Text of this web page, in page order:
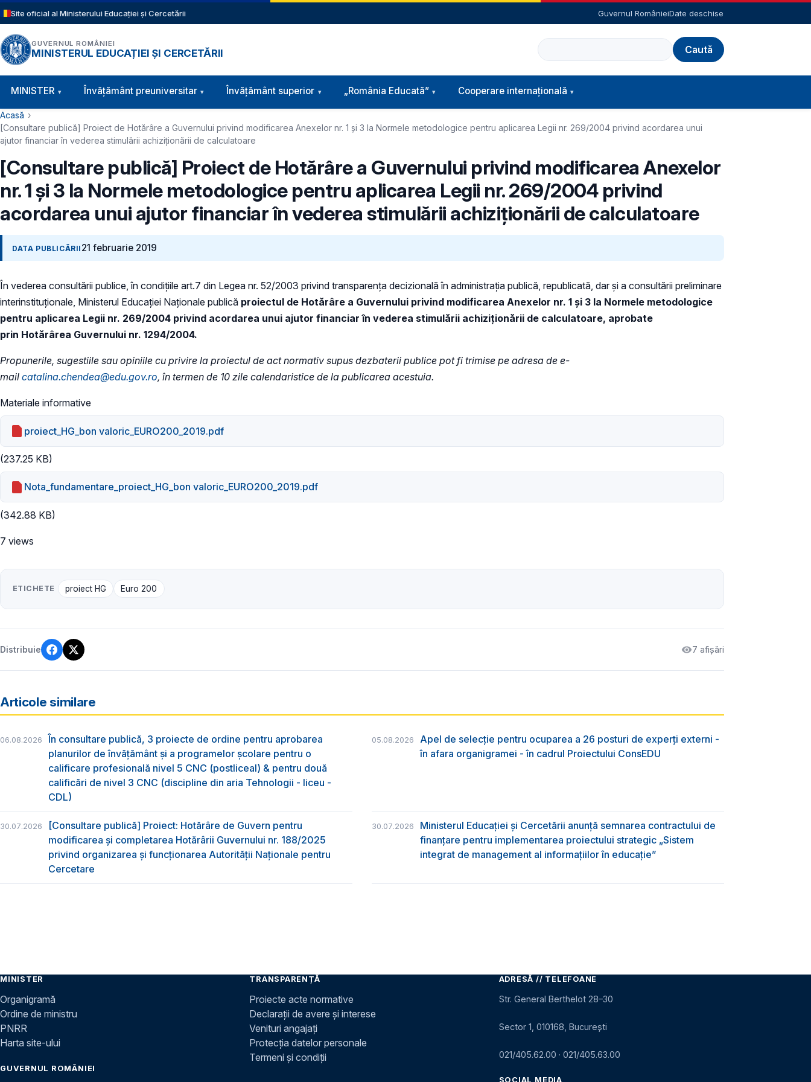
Sari la conținutul principal
Site oficial al Ministerului Educației și Cercetării Guvernul RomânieiDate deschise
GUVERNUL ROMÂNIEI
MINISTERUL EDUCAȚIEI ȘI CERCETĂRII
Caută
Navigație principală
MINISTER Învăţământ preuniversitar Învățământ superior „România Educată” Cooperare internațională
Cale de navigare
Acasă
[Consultare publică] Proiect de Hotărâre a Guvernului privind modificarea Anexelor nr. 1 și 3 la Normele metodologice pentru aplicarea Legii nr. 269/2004 privind acordarea unui
ajutor financiar în vederea stimulării achiziționării de calculatoare
[Consultare publică] Proiect de Hotărâre a Guvernului privind modificarea Anexelor
nr. 1 și 3 la Normele metodologice pentru aplicarea Legii nr. 269/2004 privind
acordarea unui ajutor financiar în vederea stimulării achiziționării de calculatoare
DATA PUBLICĂRII 21 februarie 2019
În vederea consultării publice, în condiţiile art.7 din Legea nr. 52/2003 privind transparenţa decizională în administraţia publică, republicată, dar și a consultării preliminare
interinstituționale, Ministerul Educaţiei Naţionale publică proiectul de Hotărâre a Guvernului privind modificarea Anexelor nr. 1 și 3 la Normele metodologice
pentru aplicarea Legii nr. 269/2004 privind acordarea unui ajutor financiar în vederea stimulării achiziționării de calculatoare, aprobate
prin Hotărârea Guvernului nr. 1294/2004.
Propunerile, sugestiile sau opiniile cu privire la proiectul de act normativ supus dezbaterii publice pot fi trimise pe adresa de e-
mail catalina.chendea@edu.gov.ro, în termen de 10 zile calendaristice de la publicarea acestuia.
Materiale informative
proiect_HG_bon valoric_EURO200_2019.pdf
(237.25 KB)
Nota_fundamentare_proiect_HG_bon valoric_EURO200_2019.pdf
(342.88 KB)
7 views
ETICHETE proiect HG Euro 200
Distribuie 7 afișări
Articole similare
06.08.2026
În consultare publică, 3 proiecte de ordine pentru aprobarea
planurilor de învățământ și a programelor școlare pentru o
calificare profesională nivel 5 CNC (postliceal) & pentru două
calificări de nivel 3 CNC (discipline din aria Tehnologii - liceu -
CDL)
05.08.2026
Apel de selecție pentru ocuparea a 26 posturi de experți externi -
în afara organigramei - în cadrul Proiectului ConsEDU
30.07.2026
[Consultare publică] Proiect: Hotărâre de Guvern pentru
modificarea și completarea Hotărârii Guvernului nr. 188/2025
privind organizarea şi funcţionarea Autorităţii Naţionale pentru
Cercetare
30.07.2026
Ministerul Educației și Cercetării anunță semnarea contractului de
finanțare pentru implementarea proiectului strategic „Sistem
integrat de management al informațiilor în educație”
MINISTER
Organigramă
Ordine de ministru
PNRR
Harta site-ului
GUVERNUL ROMÂNIEI
TRANSPARENȚĂ
Proiecte acte normative
Declarații de avere și interese
Venituri angajați
Protecția datelor personale
Termeni și condiții
ADRESĂ // TELEFOANE
Str. General Berthelot 28–30
Sector 1, 010168, București
021/405.62.00 · 021/405.63.00
SOCIAL MEDIA